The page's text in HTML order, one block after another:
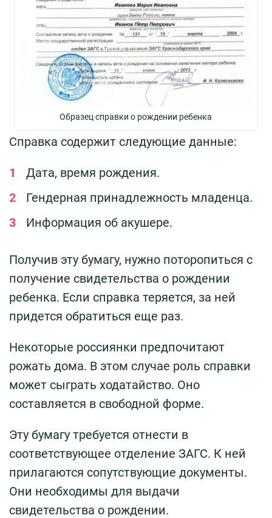
Образец справки о рождении ребенка
Справка содержит следующие данные:
Дата, время рождения.
Гендерная принадлежность младенца.
Информация об акушере.
Получив эту бумагу, нужно поторопиться с
получение свидетельства о рождении
ребенка. Если справка теряется, за ней
придется обратиться еще раз.
Некоторые россиянки предпочитают
рожать дома. В этом случае роль справки
может сыграть ходатайство. Оно
составляется в свободной форме.
Эту бумагу требуется отнести в
соответствующее отделение ЗАГС. К ней
прилагаются сопутствующие документы.
Они необходимы для выдачи
свидетельства о рождении.